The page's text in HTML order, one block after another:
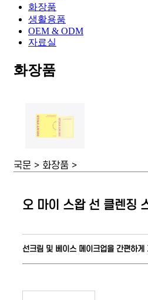
화장품
생활용품
OEM & ODM
자료실
화장품
국문 > 화장품 >
오 마이 스왑 선 클렌징
선크림 및 베이스 메이크업을 간편하